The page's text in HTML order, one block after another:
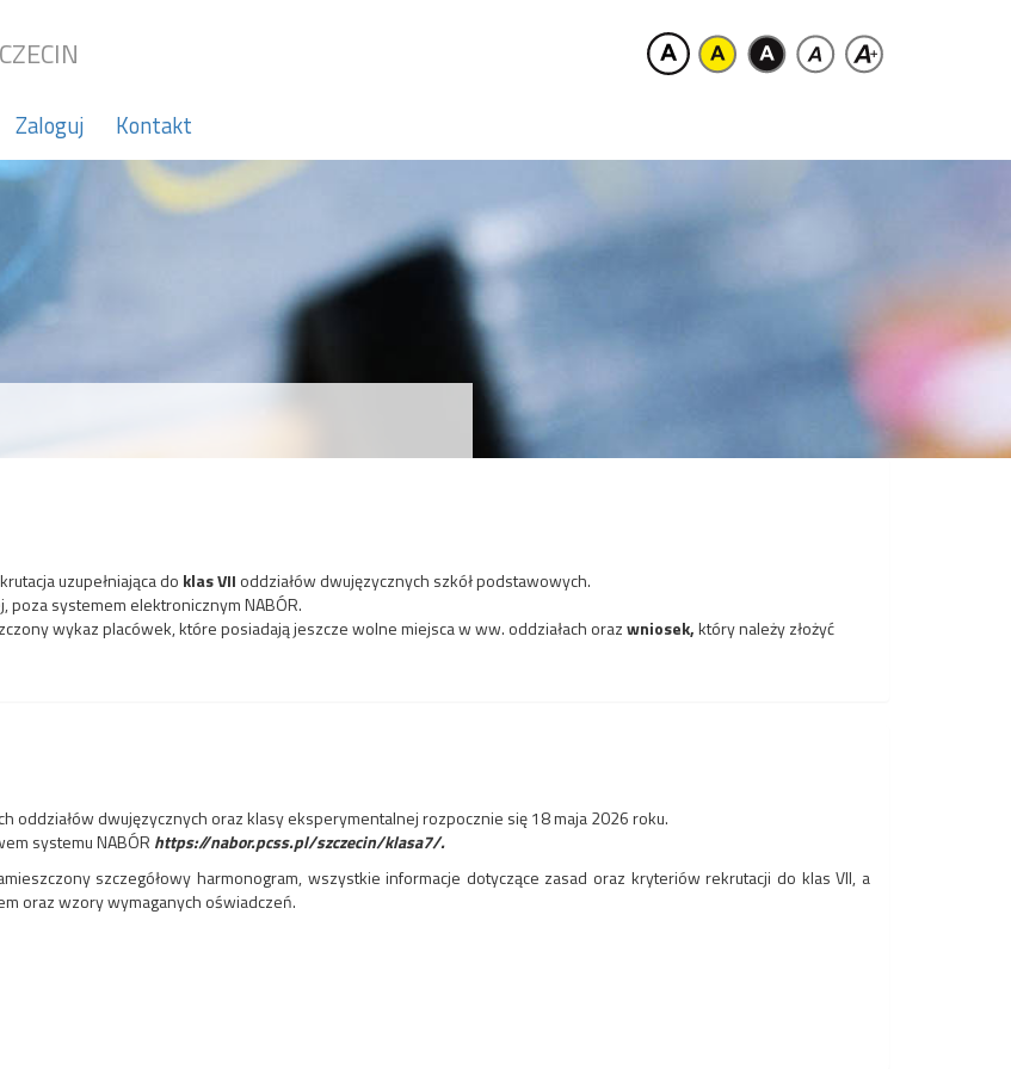
Zaloguj Kontakt
uzupełniająca do klas VII oddziałów dwujęzycznych szkół podstawowych.
poza systemem elektronicznym NABÓR.
wykaz placówek, które posiadają jeszcze wolne miejsca w ww. oddziałach orazwniosek,który należy złożyć
oddziałów dwujęzycznych oraz klasy eksperymentalnej rozpocznie się 18 maja 2026 roku.
systemu NABÓR https://nabor.pcss.pl/szczecin/klasa7/.
szczegółowy harmonogram, wszystkie informacje dotyczące zasad oraz kryteriów rekrutacji do klas VII, a
oraz wzory wymaganych oświadczeń.